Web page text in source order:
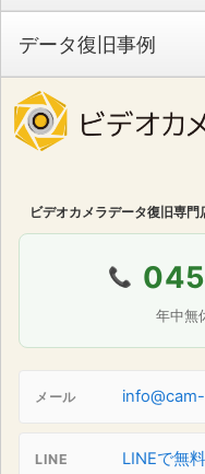
データ復旧事例
ビデオカメラデータ復旧専門
📞
年中無
メール
LINE LINEで無